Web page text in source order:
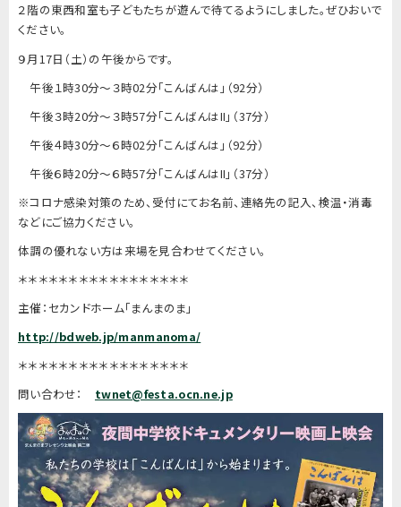
２階の東西和室も子どもたちが遊んで待てるようにしました。ぜひおいで
ください。
９月17日（土）の午後からです。
午後１時30分〜３時02分「こんばんは」（92分）
午後３時20分〜３時57分「こんばんはII」（37分）
午後４時30分〜６時02分「こんばんは」（92分）
午後６時20分〜６時57分「こんばんはII」（37分）
※コロナ感染対策のため、受付にてお名前、連絡先の記入、検温・消毒
などにご協力ください。
体調の優れない方は来場を見合わせてください。
＊＊＊＊＊＊＊＊＊＊＊＊＊＊＊＊＊
主催：セカンドホーム「まんまのま」
http://bdweb.jp/manmanoma/
＊＊＊＊＊＊＊＊＊＊＊＊＊＊＊＊＊
問い合わせ： twnet@festa.ocn.ne.jp